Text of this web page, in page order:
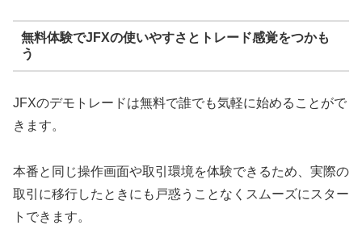
無料体験でJFXの使いやすさとトレード感覚をつかも
う
JFXのデモトレードは無料で誰でも気軽に始めることがで
きます。
本番と同じ操作画面や取引環境を体験できるため、実際の
取引に移行したときにも戸惑うことなくスムーズにスター
トできます。